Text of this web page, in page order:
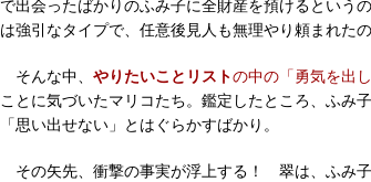
で出会ったばかりのふみ子に全財産を預けるという
は強引なタイプで、任意後見人も無理やり頼まれたの
そんな中、 やりたいことリストの中の「勇気を出し
ことに気づいたマリコたち。鑑定したところ、ふみ
「思い出せない」とはぐらかすばかり。
その矢先、衝撃の事実が浮上する！ 翠は、ふみ